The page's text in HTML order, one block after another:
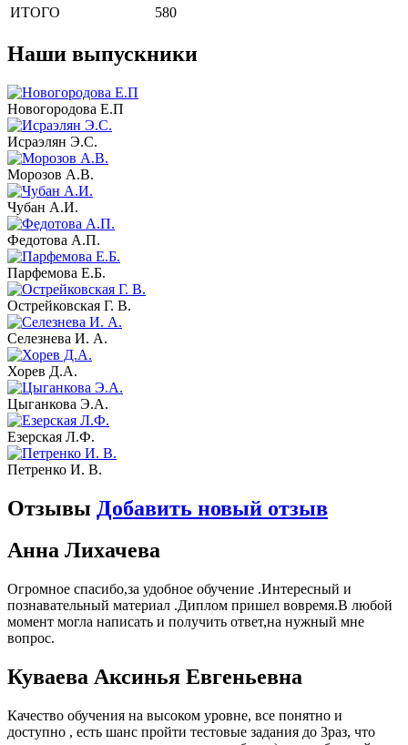
ИТОГО 580
Наши выпускники
Новогородова Е.П
Исраэлян Э.С.
Морозов А.В.
Чубан А.И.
Федотова А.П.
Парфемова Е.Б.
Острейковская Г. В.
Селезнева И. А.
Хорев Д.А.
Цыганкова Э.А.
Езерская Л.Ф.
Петренко И. В.
Отзывы Добавить новый отзыв
Анна Лихачева
Огромное спасибо,за удобное обучение .Интересный и
познавательный материал .Диплом пришел вовремя.В любой
момент могла написать и получить ответ,на нужный мне
вопрос.
Куваева Аксинья Евгеньевна
Качество обучения на высоком уровне, все понятно и
доступно , есть шанс пройти тестовые задания до 3раз, что